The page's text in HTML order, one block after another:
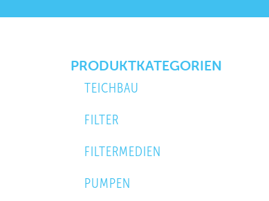
PRODUKTKATEGORIEN
TEICHBAU
FILTER
FILTERMEDIEN
PUMPEN